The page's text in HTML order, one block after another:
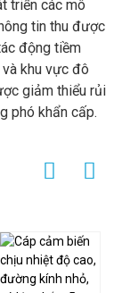
triển các mô
tin thu được
động tiềm
khu vực đô
giảm thiểu rủi
phó khẩn cấp.